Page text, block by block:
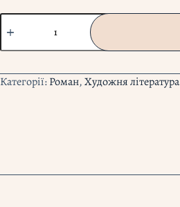
"Єдина
жінка
в
Марі
Бенедикт
Категорії:Роман,Художня література